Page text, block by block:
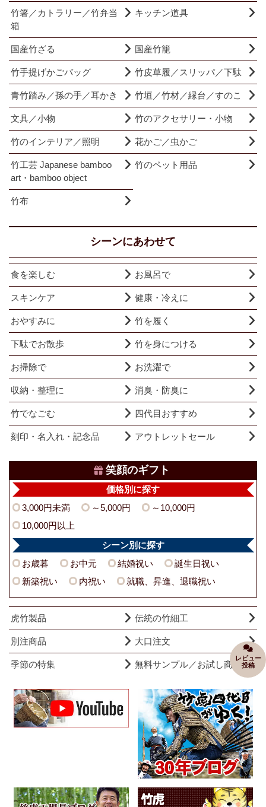
レビュー
投稿
竹箸／カトラリー／竹弁当
箱
キッチン道具
国産竹ざる 国産竹籠
竹手提げかごバッグ 竹皮草履／スリッパ／下駄
青竹踏み／孫の手／耳かき 竹垣／竹材／縁台／すのこ
文具／小物 竹のアクセサリー・小物
竹のインテリア／照明 花かご／虫かご
竹工芸 Japanese bamboo
art・bamboo object
竹のペット用品
竹布
シーンにあわせて
食を楽しむ お風呂で
スキンケア 健康・冷えに
おやすみに 竹を履く
下駄でお散歩 竹を身につける
お掃除で お洗濯で
収納・整理に 消臭・防臭に
竹でなごむ 四代目おすすめ
刻印・名入れ・記念品 アウトレットセール
笑顔のギフト
価格別に探す
3,000円未満 ～5,000円
～10,000円
10,000円以上
シーン別に探す
お歳暮 お中元 結婚祝い
誕生日祝い
新築祝い
内祝い 就職、昇進、退職祝い
虎竹製品 伝統の竹細工
別注商品 大口注文
季節の特集 無料サンプル／お試し商品